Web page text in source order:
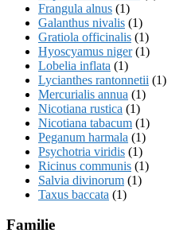
Frangula alnus (1)
Galanthus nivalis (1)
Gratiola officinalis (1)
Hyoscyamus niger(1)
Lobelia inflata (1)
Lycianthes rantonnetii (1)
Mercurialis annua (1)
Nicotiana rustica (1)
Nicotiana tabacum (1)
Peganum harmala (1)
Psychotria viridis (1)
Ricinus communis (1)
Salvia divinorum (1)
Taxus baccata (1)
Familie